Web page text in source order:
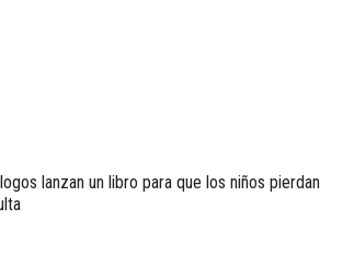
lanzan un libro para que los niños pierdan